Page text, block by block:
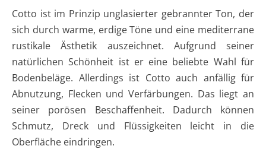
Cotto ist im Prinzip unglasierter gebrannter Ton, der
sich durch warme, erdige Töne und eine mediterrane
rustikale Ästhetik auszeichnet. Aufgrund seiner
natürlichen Schönheit ist er eine beliebte Wahl für
Bodenbeläge. Allerdings ist Cotto auch anfällig für
Abnutzung, Flecken und Verfärbungen. Das liegt an
seiner porösen Beschaffenheit. Dadurch können
Schmutz, Dreck und Flüssigkeiten leicht in die
Oberfläche eindringen.